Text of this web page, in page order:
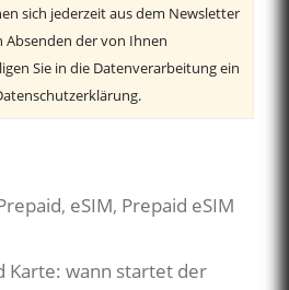
sich jederzeit aus dem Newsletter
Absenden der von Ihnen
Sie in die Datenverarbeitung ein
, eSIM, Prepaid eSIM
Karte: wann startet der